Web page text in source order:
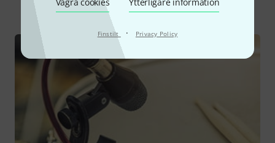
Finstilt · Privacy Policy
Alla Onlineguide